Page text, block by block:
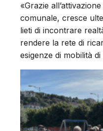
«Grazie
comunale, cresce
lieti di incontrare
rendere la rete di
esigenze di mobilità